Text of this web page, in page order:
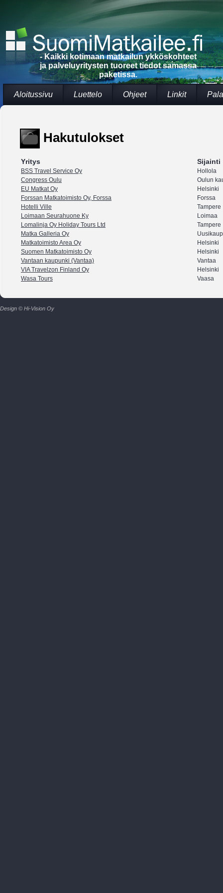
- Kaikki kotimaan matkailun ykköskohteet
ja palveluyritysten tuoreet tiedot samassa
paketissa.
Aloitussivu Luettelo Ohjeet Linkit
Hakutulokset
Yritys Sijainti
BSS Travel Service Oy
Hollola
Congress Oulu
Oulun
EU Matkat Oy
Helsinki
Forssan Matkatoimisto Oy, Forssa
Forssa
Hotelli Ville
Tampere
Loimaan Seurahuone Ky
Loimaa
Lomalinja Oy Holiday Tours Ltd
Tampere
Matka Galleria Oy
Matkatoimisto Area Oy
Helsinki
Suomen Matkatoimisto Oy
Helsinki
Vantaan kaupunki (Vantaa)
Vantaa
VIA Travelzon Finland Oy
Helsinki
Wasa Tours
Vaasa
Design © Hi-Vision Oy